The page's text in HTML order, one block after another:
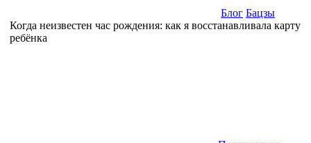
Блог Бацзы
Когда неизвестен час рождения: как я восстанавливала карту
ребёнка